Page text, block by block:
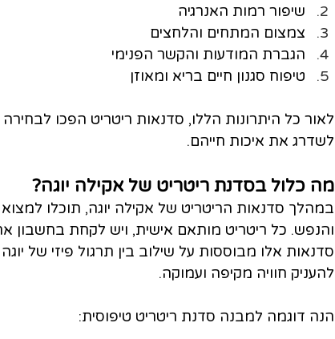
שיפור רמות האנרגיה
צמצום המתחים והלחצים
הגברת המודעות והקשר הפנימי
טיפוח סגנון חיים בריא ומאוזן
לאור כל היתרונות הללו, סדנאות ריטריט הפכו
לשדרג את איכות חייהם.
מה כלול בסדנת ריטריט של אקילה יוגה?
במהלך סדנאות הריטריט של אקילה יוגה, תוכלו למצוא
והנפש. כל ריטריט מותאם אישית, ויש לקחת
סדנאות אלו מבוססות על שילוב בין תרגול פיזי של יוגה
להעניק חוויה מקיפה ועמוקה.
הנה דוגמה למבנה סדנת ריטריט טיפוסית: